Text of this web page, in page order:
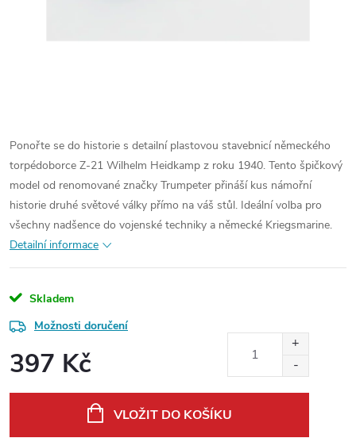
Ponořte se do historie s detailní plastovou stavebnicí německého
torpédoborce Z-21 Wilhelm Heidkamp z roku 1940. Tento špičkový
model od renomované značky Trumpeter přináší kus námořní
historie druhé světové války přímo na váš stůl. Ideální volba pro
všechny nadšence do vojenské techniky a německé Kriegsmarine.
Detailní informace
Skladem
Možnosti doručení
397 Kč
VLOŽIT DO KOŠÍKU